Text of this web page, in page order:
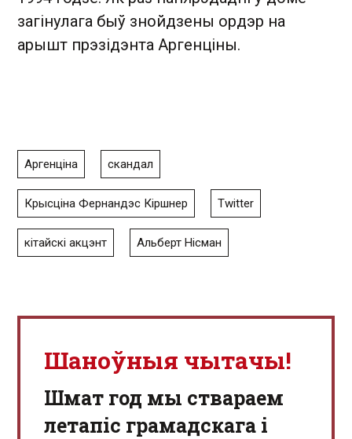
загінулага быў знойдзены ордэр на
арышт прэзідэнта Аргенціны.
Аргенціна скандал
Крысціна Фернандэс Кіршнер Twitter
кітайскі акцэнт Альберт Нісман
Шаноўныя чытачы!
Шмат год мы ствараем
летапіс грамадскага і